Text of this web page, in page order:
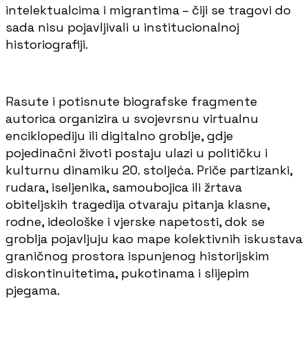
intelektualcima i migrantima – čiji se tragovi do
sada nisu pojavljivali u institucionalnoj
historiografiji.
Rasute i potisnute biografske fragmente
autorica organizira u svojevrsnu virtualnu
enciklopediju ili digitalno groblje, gdje
pojedinačni životi postaju ulazi u političku i
kulturnu dinamiku 20. stoljeća. Priče partizanki,
rudara, iseljenika, samoubojica ili žrtava
obiteljskih tragedija otvaraju pitanja klasne,
rodne, ideološke i vjerske napetosti, dok se
groblja pojavljuju kao mape kolektivnih iskustava
graničnog prostora ispunjenog historijskim
diskontinuitetima, pukotinama i slijepim
pjegama.